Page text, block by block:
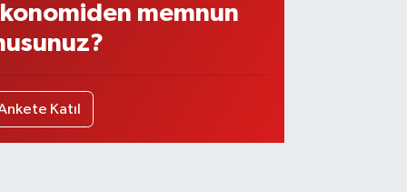
memnun
Katıl